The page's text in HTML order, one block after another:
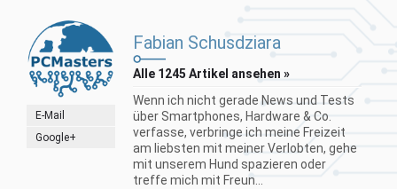
E-Mail
Google+
Fabian Schusdziara
Alle 1245 Artikel ansehen »
Wenn ich nicht gerade News und Tests
über Smartphones, Hardware & Co.
verfasse, verbringe ich meine Freizeit
am liebsten mit meiner Verlobten, gehe
mit unserem Hund spazieren oder
treffe mich mit Freun...